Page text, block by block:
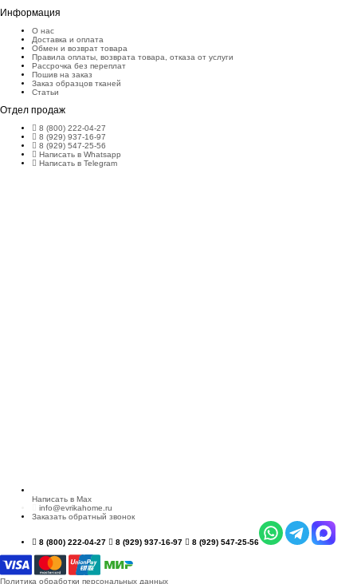
Информация
О нас
Доставка и оплата
Обмен и возврат товара
Правила оплаты, возврата товара, отказа от услуги
Рассрочка без переплат
Пошив на заказ
Заказ образцов тканей
Статьи
Отдел продаж
8 (800) 222-04-27
8 (929) 937-16-97
8 (929) 547-25-56
Написать в Whatsapp
Написать в Telegram
Написать в Max
info@evrikahome.ru
Заказать обратный звонок
8 (800) 222-04-27 8 (929) 937-16-97 8 (929) 547-25-56
Политика обработки персональных данных